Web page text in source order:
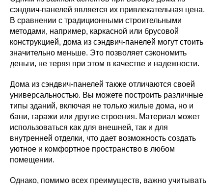
сэндвич-панелей является их привлекательная цена.
В сравнении с традиционными строительными
методами, например, каркасной или брусовой
конструкцией, дома из сэндвич-панелей могут стоить
значительно меньше. Это позволяет сэкономить
деньги, не теряя при этом в качестве и надежности.
Дома из сэндвич-панелей также отличаются своей
универсальностью. Вы можете построить различные
типы зданий, включая не только жилые дома, но и
бани, гаражи или другие строения. Материал может
использоваться как для внешней, так и для
внутренней отделки, что дает возможность создать
уютное и комфортное пространство в любом
помещении.
Однако, помимо всех преимуществ, важно учитывать